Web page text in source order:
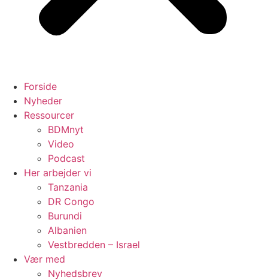
Forside
Nyheder
Ressourcer
BDMnyt
Video
Podcast
Her arbejder vi
Tanzania
DR Congo
Burundi
Albanien
Vestbredden – Israel
Vær med
Nyhedsbrev